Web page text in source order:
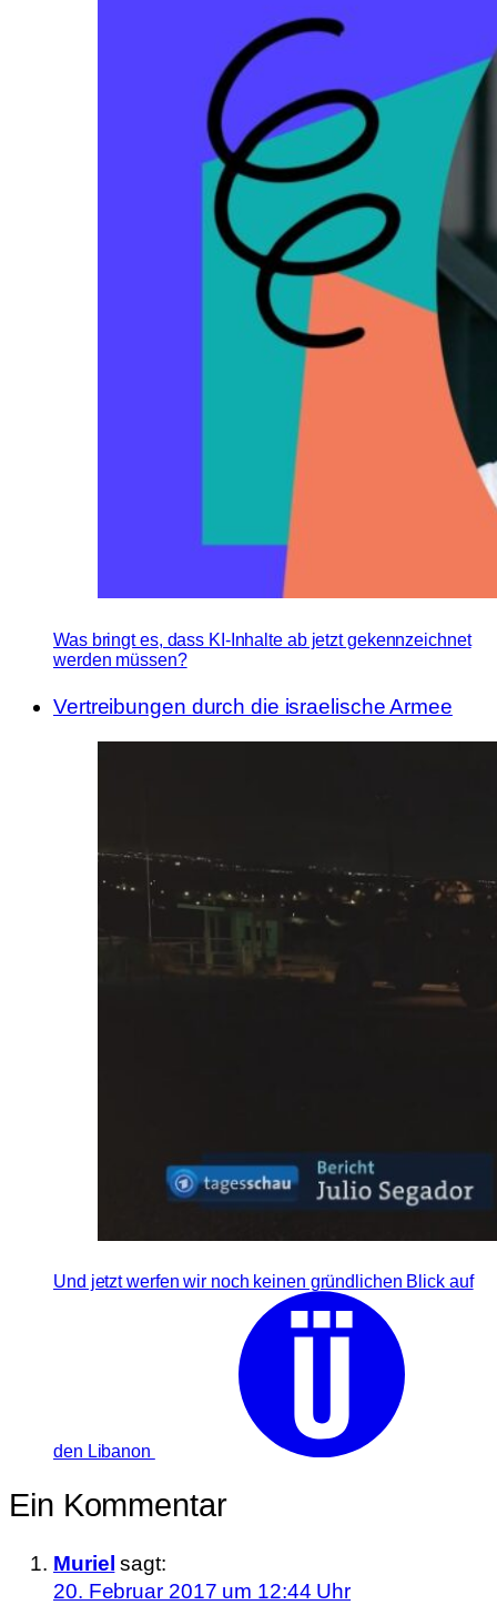
Was bringt es, dass KI-Inhalte ab jetzt gekennzeichnet
werden müssen?
Vertreibungen durch die israelische Armee
Und jetzt werfen wir noch keinen gründlichen Blick auf
den Libanon
Ein Kommentar
Muriel sagt:
20. Februar 2017 um 12:44 Uhr